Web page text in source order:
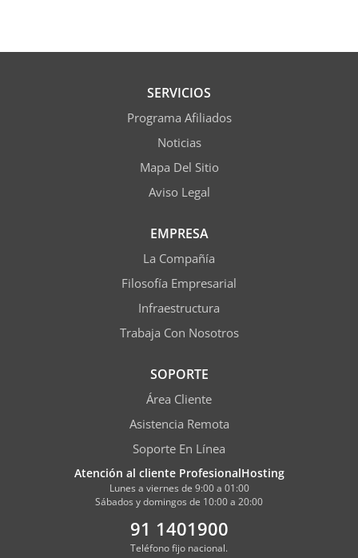
SERVICIOS
Programa Afiliados
Noticias
Mapa Del Sitio
Aviso Legal
EMPRESA
La Compañía
Filosofía Empresarial
Infraestructura
Trabaja Con Nosotros
SOPORTE
Área Cliente
Asistencia Remota
Soporte En Línea
Atención al cliente ProfesionalHosting
Lunes a viernes de 9:00 a 01:00
Sábados y domingos de 10:00 a 20:00
91 1401900
Teléfono fijo nacional.